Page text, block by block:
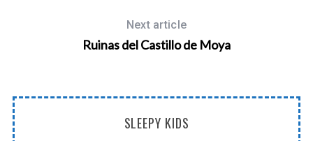
Next article
Ruinas del Castillo de Moya
SLEEPY KIDS